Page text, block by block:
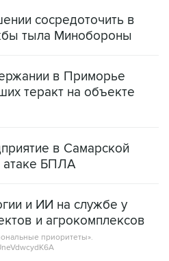
сосредоточить в
тыла Минобороны
в Приморье
теракт на объекте
в Самарской
атаке БПЛА
и ИИ на службе у
и агрокомплексов
приоритеты».